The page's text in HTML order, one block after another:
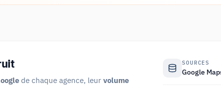
de chaque agence, leurvolume
SOURCES
Google